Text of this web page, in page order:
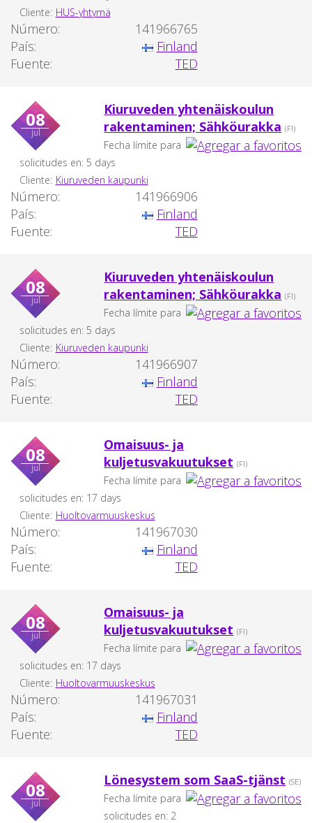
Cliente: HUS-yhtymä
Número:
141966765
País:
Finland
Fuente:
TED
08
jul
Kiuruveden yhtenäiskoulun
rakentaminen; Sähköurakka (FI)
Fecha límite para
solicitudes en: 5 days
Cliente: Kiuruveden kaupunki
Número:
141966906
País:
Finland
Fuente:
TED
08
jul
Kiuruveden yhtenäiskoulun
rakentaminen; Sähköurakka (FI)
Fecha límite para
solicitudes en: 5 days
Cliente: Kiuruveden kaupunki
Número:
141966907
País:
Finland
Fuente:
TED
08
jul
Omaisuus- ja
kuljetusvakuutukset (FI)
Fecha límite para
solicitudes en: 17 days
Cliente: Huoltovarmuuskeskus
Número:
141967030
País:
Finland
Fuente:
TED
08
jul
Omaisuus- ja
kuljetusvakuutukset (FI)
Fecha límite para
solicitudes en: 17 days
Cliente: Huoltovarmuuskeskus
Número:
141967031
País:
Finland
Fuente:
TED
08
jul
Lönesystem som SaaS-tjänst (SE)
Fecha límite para
solicitudes en: 2